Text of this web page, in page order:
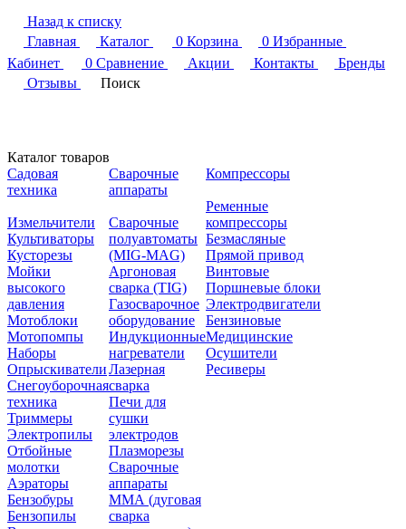
Назад к списку
Главная
Каталог 0 Корзина 0 Избранные
Кабинет
0 Сравнение Акции Контакты
Бренды
Отзывы
Поиск
Каталог товаров
Садовая
техника
Измельчители
Культиваторы
Кусторезы
Мойки
высокого
давления
Мотоблоки
Мотопомпы
Наборы
Опрыскиватели
Снегоуборочная
техника
Триммеры
Электропилы
Отбойные
молотки
Аэраторы
Бензобуры
Бензопилы
Сварочные
аппараты
Сварочные
полуавтоматы
(MIG-MAG)
Аргоновая
сварка (TIG)
Газосварочное
оборудование
Индукционные
нагреватели
Лазерная
сварка
Печи для
сушки
электродов
Плазморезы
Сварочные
аппараты
ММА (дуговая
сварка
Компрессоры
Ременные
компрессоры
Безмасляные
Прямой привод
Винтовые
Поршневые блоки
Электродвигатели
Бензиновые
Медицинские
Осушители
Ресиверы